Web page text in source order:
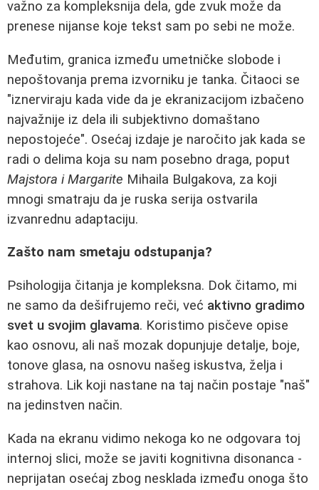
važno za kompleksnija dela, gde zvuk može da
prenese nijanse koje tekst sam po sebi ne može.
Međutim, granica između umetničke slobode i
nepoštovanja prema izvorniku je tanka. Čitaoci se
"iznerviraju kada vide da je ekranizacijom izbačeno
najvažnije iz dela ili subjektivno domaštano
nepostojeće". Osećaj izdaje je naročito jak kada se
radi o delima koja su nam posebno draga, poput
Majstora i Margarite Mihaila Bulgakova, za koji
mnogi smatraju da je ruska serija ostvarila
izvanrednu adaptaciju.
Zašto nam smetaju odstupanja?
Psihologija čitanja je kompleksna. Dok čitamo, mi
ne samo da dešifrujemo reči, već aktivno gradimo
svet u svojim glavama. Koristimo pisčeve opise
kao osnovu, ali naš mozak dopunjuje detalje, boje,
tonove glasa, na osnovu našeg iskustva, želja i
strahova. Lik koji nastane na taj način postaje "naš"
na jedinstven način.
Kada na ekranu vidimo nekoga ko ne odgovara toj
internoj slici, može se javiti kognitivna disonanca -
neprijatan osećaj zbog nesklada između onoga što